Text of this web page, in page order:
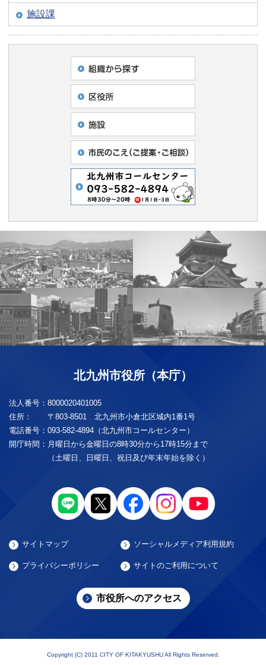
施設課
北九州市役所（本庁）
法人番号： 8000020401005
住所：
〒803-8501 北九州市小倉北区城内1番1号
電話番号： 093-582-4894（北九州市コールセンター）
開庁時間： 月曜日から金曜日の8時30分から17時15分まで
（土曜日、日曜日、祝日及び年末年始を除く）
サイトマップ ソーシャルメディア利用規約
プライバシーポリシー サイトのご利用について
市役所へのアクセス
Copyright (C) 2011 CITY OF KITAKYUSHU All Rights Reserved.